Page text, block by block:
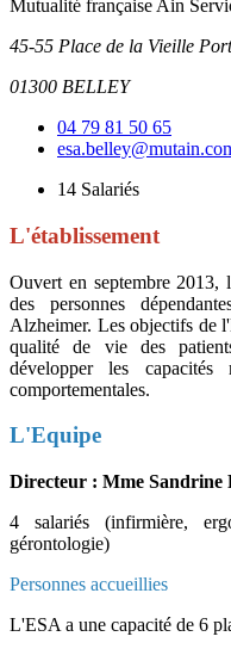
Mutualité française Ain
45-55 Place de la Vieille
01300 BELLEY
04 79 81 50 65
14 Salariés
L'établissement
Ouvert en septembre
des personnes
Alzheimer. Les objectifs de
qualité de vie des
développer les capacités
comportementales.
L'Equipe
Directeur : Mme Sandrine
4 salariés (infirmière,
gérontologie)
Personnes accueillies
L'ESA a une capacité de 6